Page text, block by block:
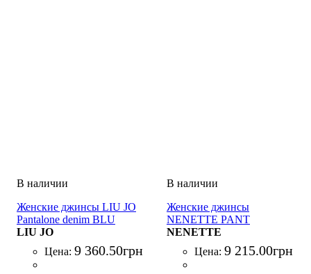
Женские джинсы LIU JO
Pantalone denim BLU
DENIM
LIU JO
Цена: 9 360.50грн
Женские джинсы
NENETTE PANT
REGULAR DENIM
COMFORT BLU DENIM
NENETTE
Цена: 9 215.00грн